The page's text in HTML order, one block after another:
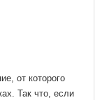
от которого
Так что, если